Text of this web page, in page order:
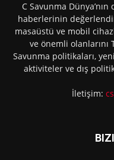
C Savunma
haberlerinin
masaüstü ve mobil
ve önemli olanlarını
Savunma politikaları,
aktiviteler ve dış
İletişim: